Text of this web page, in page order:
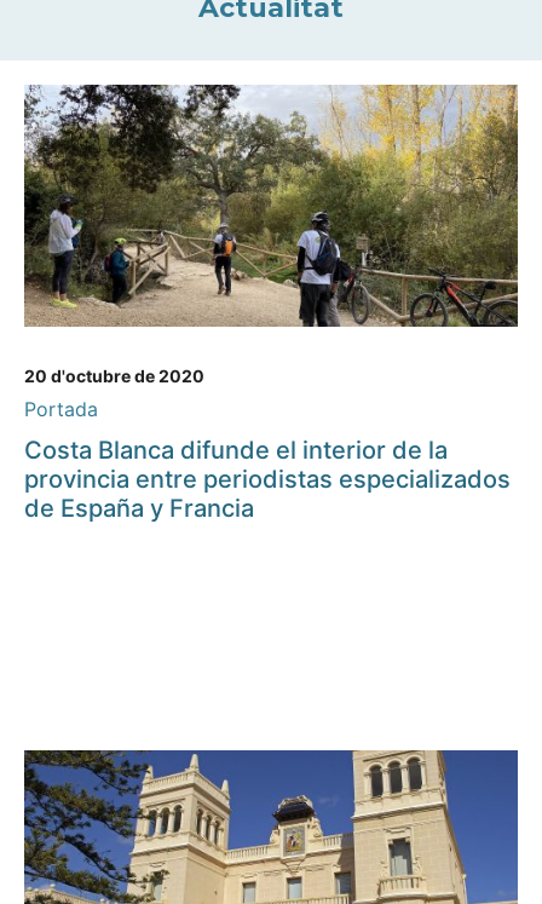
Actualitat
20 d'octubre de 2020
Portada
Costa Blanca difunde el interior de la
provincia entre periodistas especializados
de España y Francia